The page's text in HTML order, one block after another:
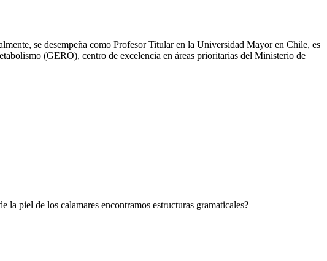
se desempeña como Profesor Titular en la Universidad Mayor en Chile, es
(GERO), centro de excelencia en áreas prioritarias del Ministerio de
la piel de los calamares encontramos estructuras gramaticales?